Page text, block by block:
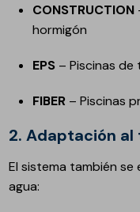
CONSTRUCTION
hormigón
EPS – Piscinas de
FIBER – Piscinas
2.Adaptación al
El sistema también se
agua: